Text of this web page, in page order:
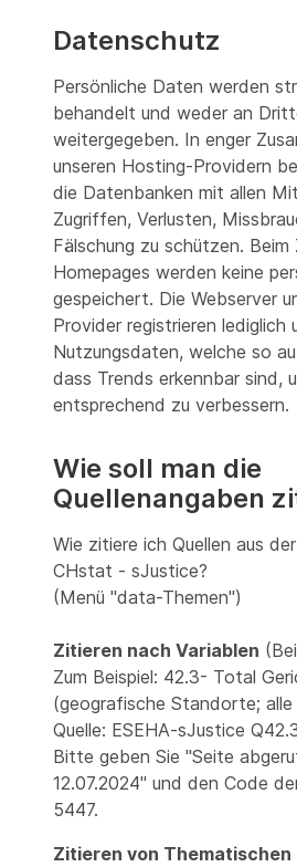
Datenschutz
Persönliche Daten werden
behandelt und weder an
weitergegeben. In enger
unseren Hosting-Providern
die Datenbanken mit allen
Zugriffen, Verlusten,
Fälschung zu schützen.
Homepages werden keine
gespeichert. Die Webserver
Provider registrieren lediglich
Nutzungsdaten, welche so
dass Trends erkennbar sind,
entsprechend zu verbessern.
Wie soll man die
Quellenangaben
Wie zitiere ich Quellen aus
CHstat - sJustice?
(Menü "data-Themen")
Zitieren nach Variablen
Zum Beispiel: 42.3- Total
(geografische Standorte;
Quelle: ESEHA-sJustice
Bitte geben Sie "Seite
12.07.2024" und den Code
5447.
Zitieren von Thematischen